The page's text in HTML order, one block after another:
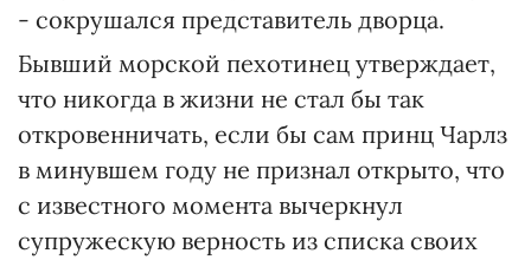
- сокрушался представитель дворца.
Бывший морской пехотинец утверждает,
что никогда в жизни не стал бы так
откровенничать, если бы сам принц Чарлз
в минувшем году не признал открыто, что
с известного момента вычеркнул
супружескую верность из списка своих